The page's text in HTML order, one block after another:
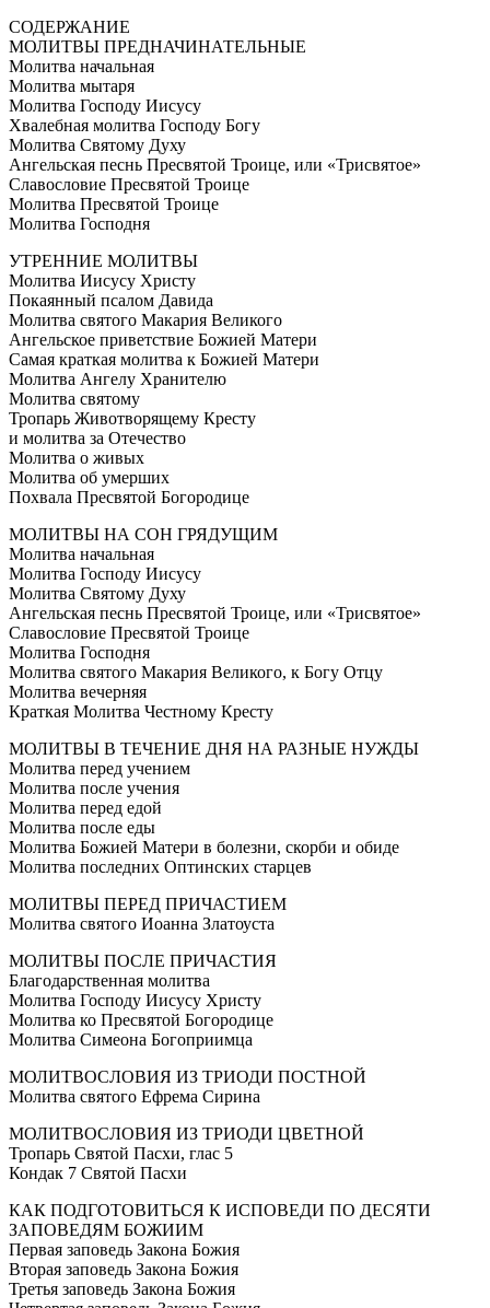
СОДЕРЖАНИЕ
МОЛИТВЫ ПРЕДНАЧИНАТЕЛЬНЫЕ
Молитва начальная
Молитва мытаря
Молитва Господу Иисусу
Хвалебная молитва Господу Богу
Молитва Святому Духу
Ангельская песнь Пресвятой Троице, или «Трисвятое»
Славословие Пресвятой Троице
Молитва Пресвятой Троице
Молитва Господня
УТРЕННИЕ МОЛИТВЫ
Молитва Иисусу Христу
Покаянный псалом Давида
Молитва святого Макария Великого
Ангельское приветствие Божией Матери
Самая краткая молитва к Божией Матери
Молитва Ангелу Хранителю
Молитва святому
Тропарь Животворящему Кресту
и молитва за Отечество
Молитва о живых
Молитва об умерших
Похвала Пресвятой Богородице
МОЛИТВЫ НА СОН ГРЯДУЩИМ
Молитва начальная
Молитва Господу Иисусу
Молитва Святому Духу
Ангельская песнь Пресвятой Троице, или «Трисвятое»
Славословие Пресвятой Троице
Молитва Господня
Молитва святого Макария Великого, к Богу Отцу
Молитва вечерняя
Краткая Молитва Честному Кресту
МОЛИТВЫ В ТЕЧЕНИЕ ДНЯ НА РАЗНЫЕ НУЖДЫ
Молитва перед учением
Молитва после учения
Молитва перед едой
Молитва после еды
Молитва Божией Матери в болезни, скорби и обиде
Молитва последних Оптинских старцев
МОЛИТВЫ ПЕРЕД ПРИЧАСТИЕМ
Молитва святого Иоанна Златоуста
МОЛИТВЫ ПОСЛЕ ПРИЧАСТИЯ
Благодарственная молитва
Молитва Господу Иисусу Христу
Молитва ко Пресвятой Богородице
Молитва Симеона Богоприимца
МОЛИТВОСЛОВИЯ ИЗ ТРИОДИ ПОСТНОЙ
Молитва святого Ефрема Сирина
МОЛИТВОСЛОВИЯ ИЗ ТРИОДИ ЦВЕТНОЙ
Тропарь Святой Пасхи, глас 5
Кондак 7 Святой Пасхи
КАК ПОДГОТОВИТЬСЯ К ИСПОВЕДИ ПО ДЕСЯТИ
ЗАПОВЕДЯМ БОЖИИМ
Первая заповедь Закона Божия
Вторая заповедь Закона Божия
Третья заповедь Закона Божия